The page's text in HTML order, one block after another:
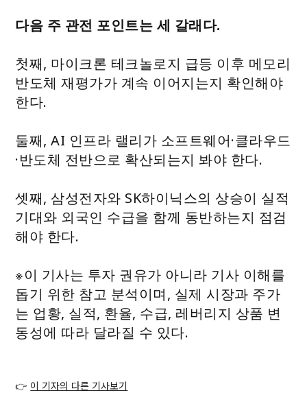
다음 주 관전 포인트는 세 갈래다.
첫째, 마이크론 테크놀로지 급등 이후 메모리
반도체 재평가가 계속 이어지는지 확인해야
한다.
둘째, AI 인프라 랠리가 소프트웨어·클라우드
·반도체 전반으로 확산되는지 봐야 한다.
셋째, 삼성전자와 SK하이닉스의 상승이 실적
기대와 외국인 수급을 함께 동반하는지 점검
해야 한다.
※이 기사는 투자 권유가 아니라 기사 이해를
돕기 위한 참고 분석이며, 실제 시장과 주가
는 업황, 실적, 환율, 수급, 레버리지 상품 변
동성에 따라 달라질 수 있다.
👉 이 기자의 다른 기사보기